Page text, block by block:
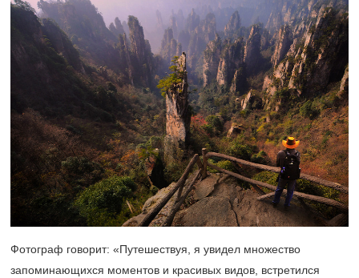
Фотограф говорит: «Путешествуя, я увидел множество
запоминающихся моментов и красивых видов, встретился